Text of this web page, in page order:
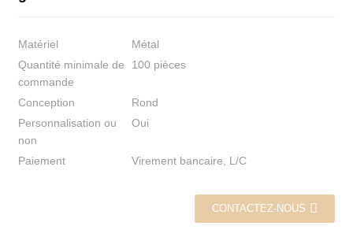
Matériel
Métal
Quantité minimale de
commande
100 pièces
Conception
Rond
Personnalisation ou
non
Oui
Paiement Virement bancaire, L/C
CONTACTEZ-NOUS